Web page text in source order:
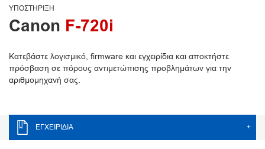
ΥΠΟΣΤΉΡΙΞΗ
Canon F-720i
Κατεβάστε λογισμικό, firmware και εγχειρίδια και αποκτήστε
πρόσβαση σε πόρους αντιμετώπισης προβλημάτων για την
αριθμομηχανή σας.
ΕΓΧΕΙΡΊΔΙΑ +